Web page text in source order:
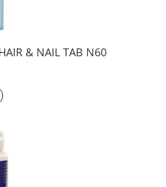
& NAIL TAB N60